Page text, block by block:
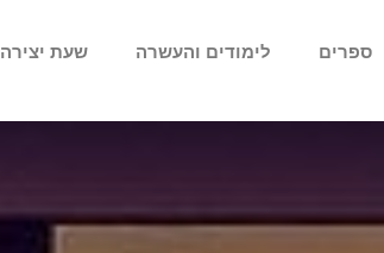
ספרים לימודים והעשרה שעת יצירה